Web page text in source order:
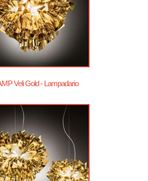
Veli Gold - Lampadario